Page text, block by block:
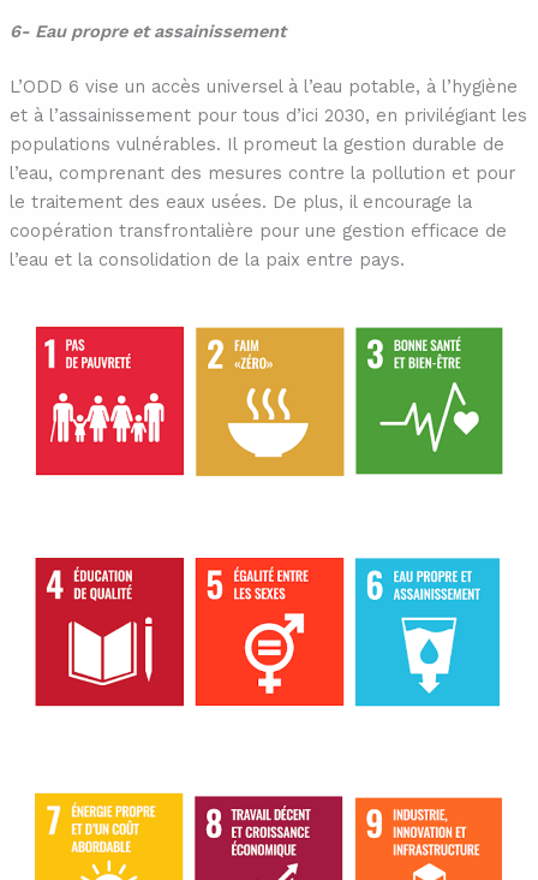
6- Eau propre et assainissement
L’ODD 6 vise un accès universel à l’eau potable, à l’hygiène
et à l’assainissement pour tous d’ici 2030, en privilégiant les
populations vulnérables. Il promeut la gestion durable de
l’eau, comprenant des mesures contre la pollution et pour
le traitement des eaux usées. De plus, il encourage la
coopération transfrontalière pour une gestion efficace de
l’eau et la consolidation de la paix entre pays.